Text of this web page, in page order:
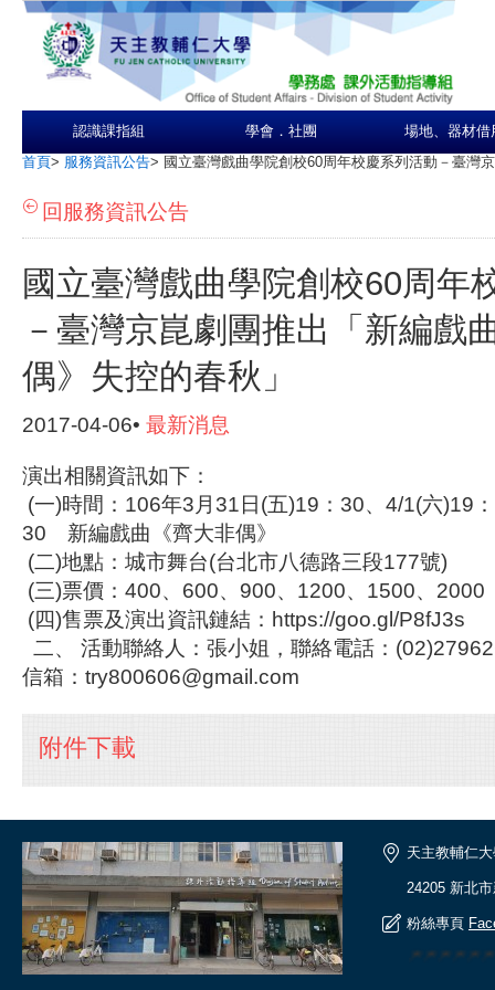
認識課指組 學會．社團 場地、器材借
首頁> 服務資訊公告> 國立臺灣戲曲學院創校60周年校慶系列活動－臺灣
回服務資訊公告
國立臺灣戲曲學院創校60周年
－臺灣京崑劇團推出「新編戲
偶》失控的春秋」
2017-04-06• 最新消息
演出相關資訊如下：
(一)時間：106年3月31日(五)19：30、4/1(六)19
30 新編戲曲《齊大非偶》
(二)地點：城市舞台(台北市八德路三段177號)
(三)票價：400、600、900、1200、1500、2000
(四)售票及演出資訊鏈結：https://goo.gl/P8fJ3s
二、 活動聯絡人：張小姐，聯絡電話：
信箱：try800606@gmail.com
附件下載
天主教輔仁
24205 新北
粉絲專頁